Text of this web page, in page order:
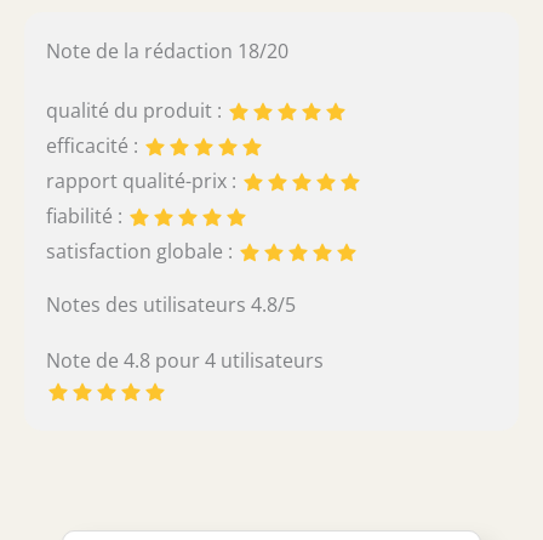
Note de la rédaction 18/20
qualité du produit :
efficacité :
rapport qualité-prix :
fiabilité :
satisfaction globale :
Notes des utilisateurs 4.8/5
Note de 4.8 pour 4 utilisateurs